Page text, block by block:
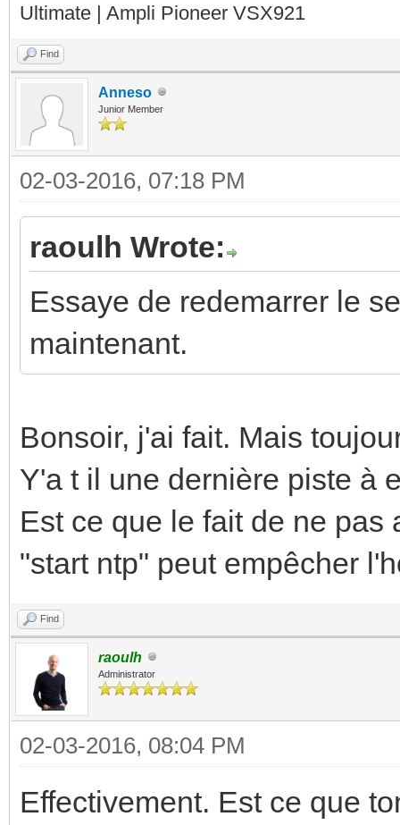
Ultimate | Ampli Pioneer VSX921
Find
Anneso
Junior Member
02-03-2016, 07:18 PM
raoulh Wrote:
Essaye de redemarrer le
maintenant.
Bonsoir, j'ai fait. Mais
Y'a t il une dernière piste à
Est ce que le fait de ne
"start ntp" peut empêcher
Find
raoulh
Administrator
02-03-2016, 08:04 PM
Effectivement. Est ce que